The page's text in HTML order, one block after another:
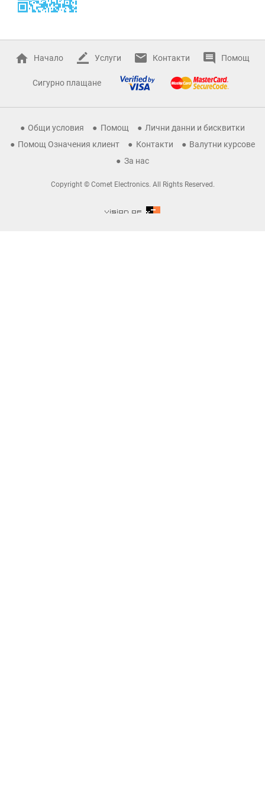
Начало Услуги Контакти Помощ
Сигурно плащане
Общи условия Помощ
Лични данни и бисквитки
Помощ Означения клиент
Контакти
Валутни курсове
За нас
Copyright © Comet Electronics. All Rights Reserved.